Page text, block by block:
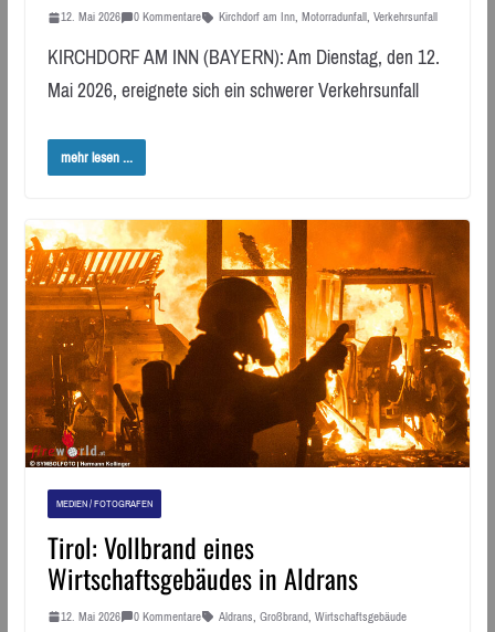
12. Mai 2026 0 Kommentare Kirchdorf am Inn, Motorradunfall, Verkehrsunfall
KIRCHDORF AM INN (BAYERN): Am Dienstag, den 12.
Mai 2026, ereignete sich ein schwerer Verkehrsunfall
mehr lesen ...
MEDIEN / FOTOGRAFEN
Tirol: Vollbrand eines
Wirtschaftsgebäudes in Aldrans
12. Mai 2026 0 Kommentare Aldrans, Großbrand, Wirtschaftsgebäude